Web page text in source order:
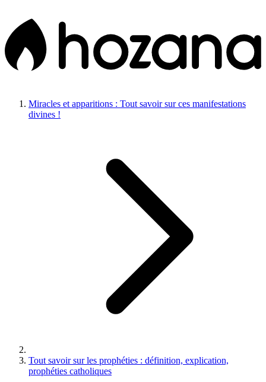
Miracles et apparitions : Tout savoir sur ces manifestations
divines !
Tout savoir sur les prophéties : définition, explication,
prophéties catholiques